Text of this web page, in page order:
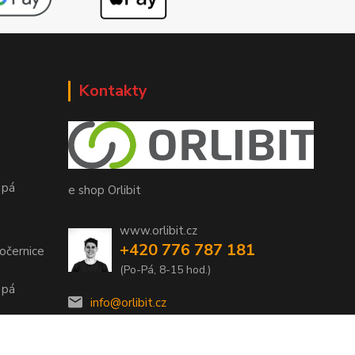
Kontakty
e shop Orlibit
www.orlibit.cz
+420 776 787 181
(Po-Pá, 8-15 hod.)
info@orlibit.cz